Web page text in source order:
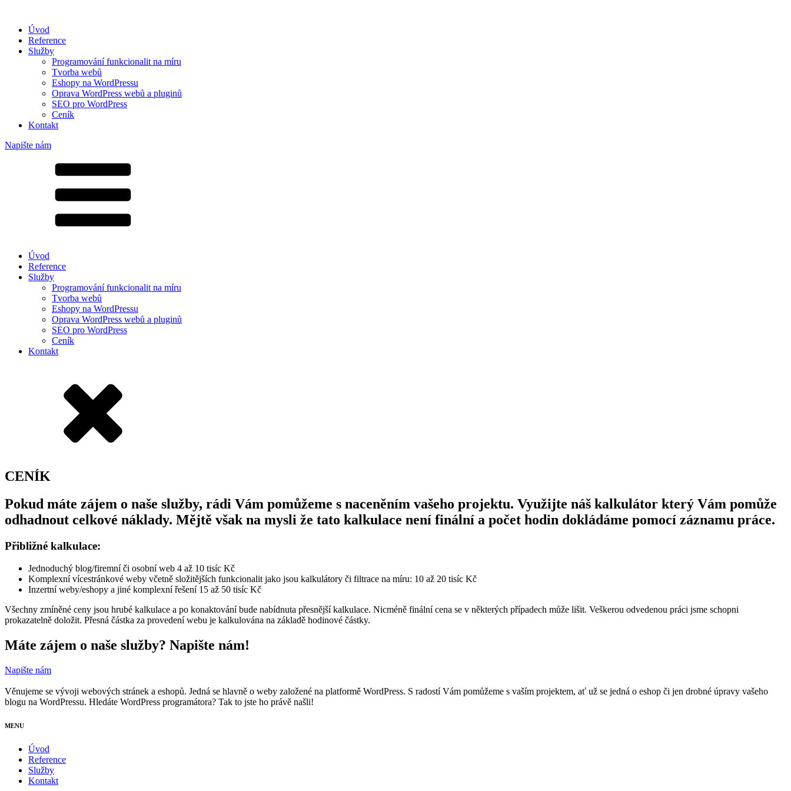
Úvod
Reference
Služby
Programování funkcionalit na míru
Tvorba webů
Eshopy na WordPressu
Oprava WordPress webů a pluginů
SEO pro WordPress
Ceník
Kontakt
Napište nám
Úvod
Reference
Služby
Programování funkcionalit na míru
Tvorba webů
Eshopy na WordPressu
Oprava WordPress webů a pluginů
SEO pro WordPress
Ceník
Kontakt
CENÍK
Pokud máte zájem o naše služby, rádi Vám pomůžeme s naceněním vašeho projektu. Využijte náš kalkulátor který Vám pomůže
odhadnout celkové náklady. Mějtě však na mysli že tato kalkulace není finální a počet hodin dokládáme pomocí záznamu práce.
Přibližné kalkulace:
Jednoduchý blog/firemní či osobní web 4 až 10 tisíc Kč
Komplexní vícestránkové weby včetně složitějších funkcionalit jako jsou kalkulátory či filtrace na míru: 10 až 20 tisíc Kč
Inzertní weby/eshopy a jiné komplexní řešení 15 až 50 tisíc Kč
Všechny zmíněné ceny jsou hrubé kalkulace a po konaktování bude nabídnuta přesnější kalkulace. Nicméně finální cena se v některých případech může lišit. Veškerou odvedenou práci jsme schopni
prokazatelně doložit. Přesná částka za provedení webu je kalkulována na základě hodinové částky.
Máte zájem o naše služby? Napište nám!
Napište nám
Věnujeme se vývoji webových stránek a eshopů. Jedná se hlavně o weby založené na platformě WordPress. S radostí Vám pomůžeme s vaším projektem, ať už se jedná o eshop či jen drobné úpravy vašeho
blogu na WordPressu. Hledáte WordPress programátora? Tak to jste ho právě našli!
MENU
Úvod
Reference
Služby
Kontakt